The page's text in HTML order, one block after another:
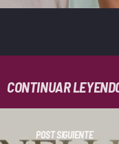
CONTINUAR
POST SIGUIENTE